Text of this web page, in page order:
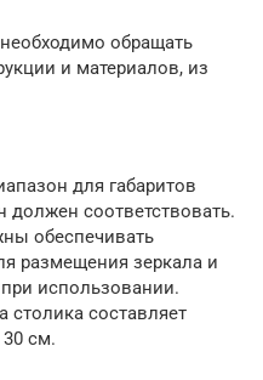
обращать
и материалов, из
для габаритов
должен соответствовать.
обеспечивать
размещения зеркала и
использовании.
составляет
см.